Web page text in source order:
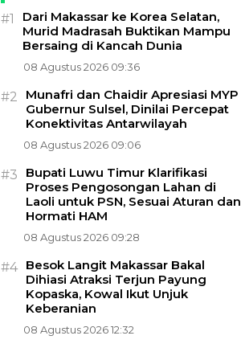
#1
Dari Makassar ke Korea Selatan,
Murid Madrasah Buktikan Mampu
Bersaing di Kancah Dunia
08 Agustus 2026 09:36
#2
Munafri dan Chaidir Apresiasi MYP
Gubernur Sulsel, Dinilai Percepat
Konektivitas Antarwilayah
08 Agustus 2026 09:06
#3
Bupati Luwu Timur Klarifikasi
Proses Pengosongan Lahan di
Laoli untuk PSN, Sesuai Aturan dan
Hormati HAM
08 Agustus 2026 09:28
#4 Besok Langit Makassar Bakal
Dihiasi Atraksi Terjun Payung
Kopaska, Kowal Ikut Unjuk
Keberanian
08 Agustus 2026 12:32